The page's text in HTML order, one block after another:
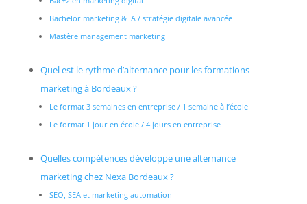
Bachelor marketing & IA / stratégie digitale avancée
Mastère management marketing
Quel est le rythme d’alternance pour les formations
marketing à Bordeaux ?
Le format 3 semaines en entreprise / 1 semaine à l’école
Le format 1 jour en école / 4 jours en entreprise
Quelles compétences développe une alternance
marketing chez Nexa Bordeaux ?
SEO, SEA et marketing automation